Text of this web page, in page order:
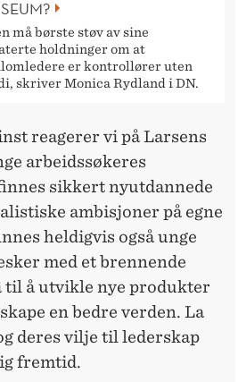
må børste støv av sine
holdninger om at
er kontrollører uten
skriver Monica Rydland i DN.
reagerer vi på Larsens
arbeidssøkeres
sikkert nyutdannede
ambisjoner på egne
heldigvis også unge
med et brennende
til å utvikle nye produkter
en bedre verden. La
deres vilje til lederskap
fremtid.